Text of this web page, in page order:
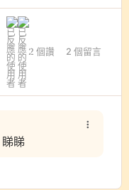
2 個讚 2 個留言
睇睇